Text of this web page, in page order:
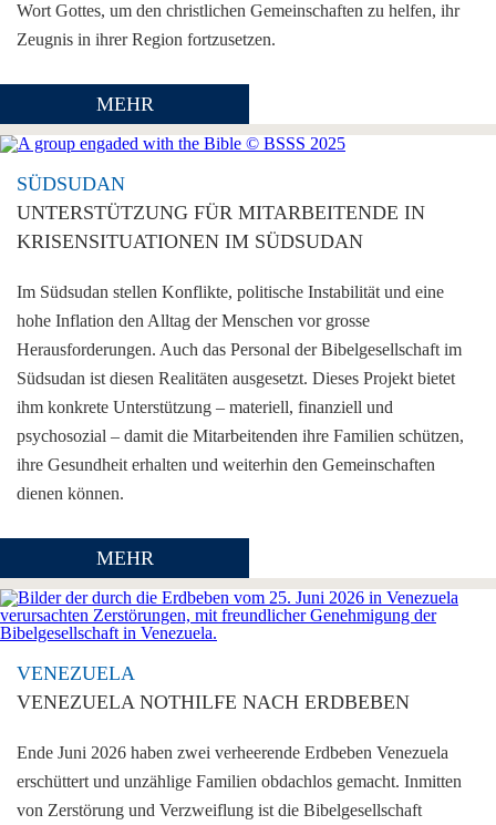
Wort Gottes, um den christlichen Gemeinschaften zu helfen, ihr
Zeugnis in ihrer Region fortzusetzen.
MEHR
SÜDSUDAN
UNTERSTÜTZUNG FÜR MITARBEITENDE IN
KRISENSITUATIONEN IM SÜDSUDAN
Im Südsudan stellen Konflikte, politische Instabilität und eine
hohe Inflation den Alltag der Menschen vor grosse
Herausforderungen. Auch das Personal der Bibelgesellschaft im
Südsudan ist diesen Realitäten ausgesetzt. Dieses Projekt bietet
ihm konkrete Unterstützung – materiell, finanziell und
psychosozial – damit die Mitarbeitenden ihre Familien schützen,
ihre Gesundheit erhalten und weiterhin den Gemeinschaften
dienen können.
MEHR
VENEZUELA
VENEZUELA NOTHILFE NACH ERDBEBEN
Ende Juni 2026 haben zwei verheerende Erdbeben Venezuela
erschüttert und unzählige Familien obdachlos gemacht. Inmitten
von Zerstörung und Verzweiflung ist die Bibelgesellschaft